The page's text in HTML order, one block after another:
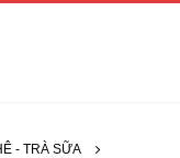
- TRÀ SỮA